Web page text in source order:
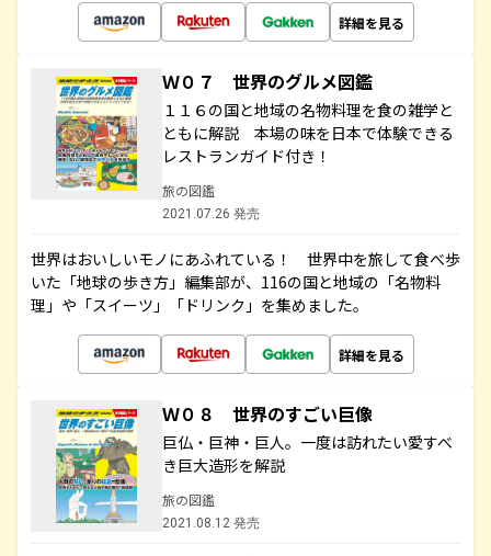
詳細を見る
Ｗ０７ 世界のグルメ図鑑
１１６の国と地域の名物料理を食の雑学と
ともに解説 本場の味を日本で体験できる
レストランガイド付き！
旅の図鑑
2021.07.26 発売
世界はおいしいモノにあふれている！ 世界中を旅して食べ歩
いた「地球の歩き方」編集部が、116の国と地域の「名物料
理」や「スイーツ」「ドリンク」を集めました。
詳細を見る
Ｗ０８ 世界のすごい巨像
巨仏・巨神・巨人。一度は訪れたい愛すべ
き巨大造形を解説
旅の図鑑
2021.08.12 発売